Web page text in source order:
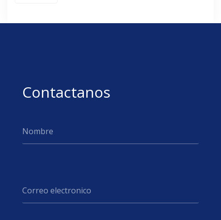
Contactanos